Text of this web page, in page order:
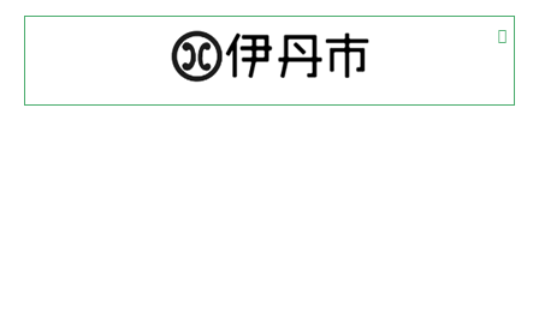
2022.05.05
体育協会長杯 バドミントン競技の部
2022.05.22